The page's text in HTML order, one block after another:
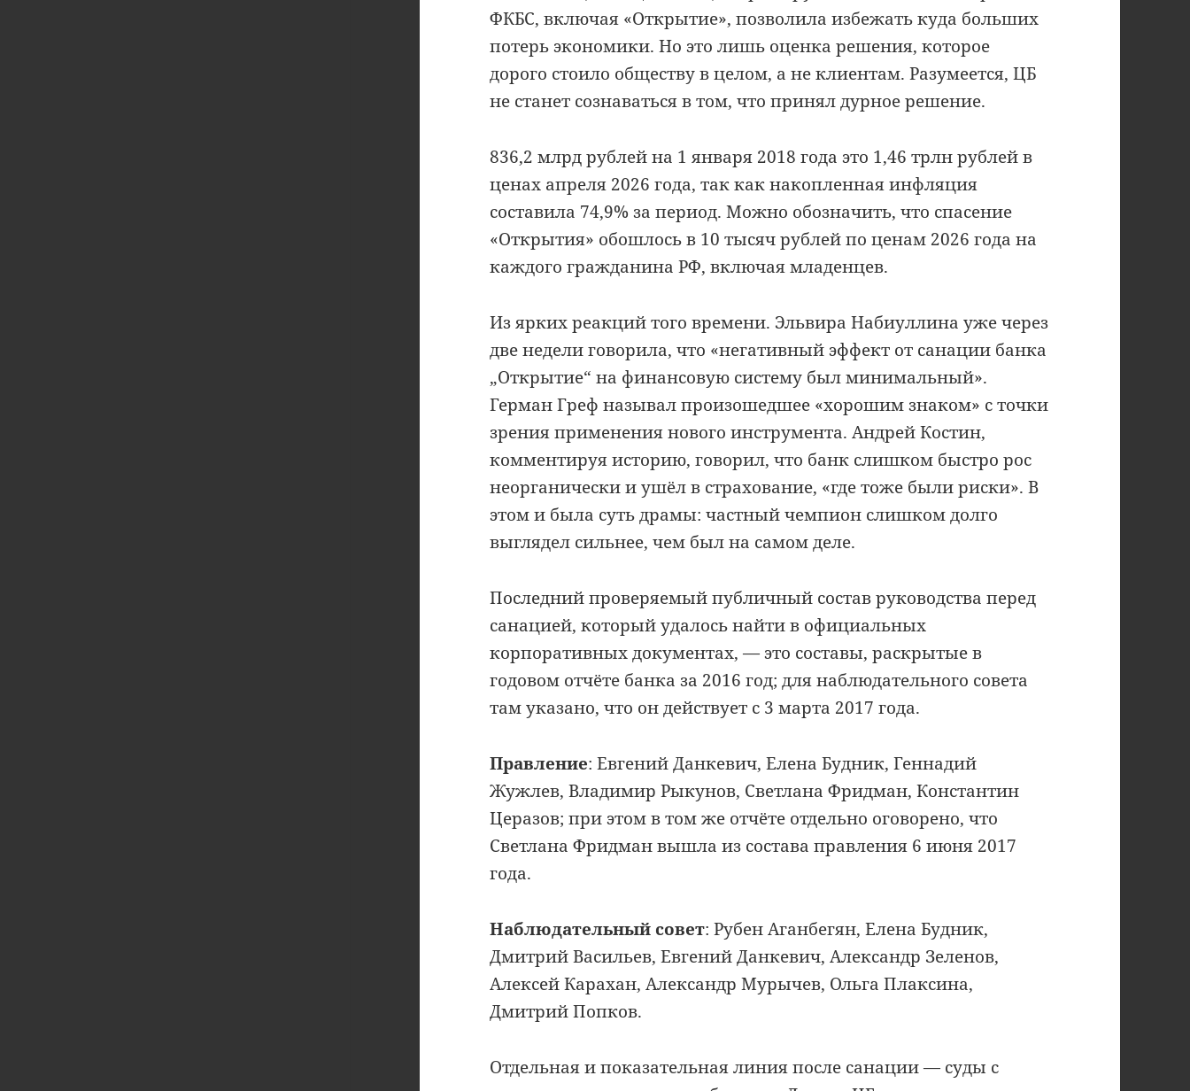
ФКБС, включая «Открытие», позволила избежать куда больших
потерь экономики. Но это лишь оценка решения, которое
дорого стоило обществу в целом, а не клиентам. Разумеется, ЦБ
не станет сознаваться в том, что принял дурное решение.
836,2 млрд рублей на 1 января 2018 года это 1,46 трлн рублей в
ценах апреля 2026 года, так как накопленная инфляция
составила 74,9% за период. Можно обозначить, что спасение
«Открытия» обошлось в 10 тысяч рублей по ценам 2026 года на
каждого гражданина РФ, включая младенцев.
Из ярких реакций того времени. Эльвира Набиуллина уже через
две недели говорила, что «негативный эффект от санации банка
„Открытие“ на финансовую систему был минимальный».
Герман Греф называл произошедшее «хорошим знаком» с точки
зрения применения нового инструмента. Андрей Костин,
комментируя историю, говорил, что банк слишком быстро рос
неорганически и ушёл в страхование, «где тоже были риски». В
этом и была суть драмы: частный чемпион слишком долго
выглядел сильнее, чем был на самом деле.
Последний проверяемый публичный состав руководства перед
санацией, который удалось найти в официальных
корпоративных документах, — это составы, раскрытые в
годовом отчёте банка за 2016 год; для наблюдательного совета
там указано, что он действует с 3 марта 2017 года.
Правление: Евгений Данкевич, Елена Будник, Геннадий
Жужлев, Владимир Рыкунов, Светлана Фридман, Константин
Церазов; при этом в том же отчёте отдельно оговорено, что
Светлана Фридман вышла из состава правления 6 июня 2017
года.
Наблюдательный совет: Рубен Аганбегян, Елена Будник,
Дмитрий Васильев, Евгений Данкевич, Александр Зеленов,
Алексей Карахан, Александр Мурычев, Ольга Плаксина,
Дмитрий Попков.
Отдельная и показательная линия после санации — суды с